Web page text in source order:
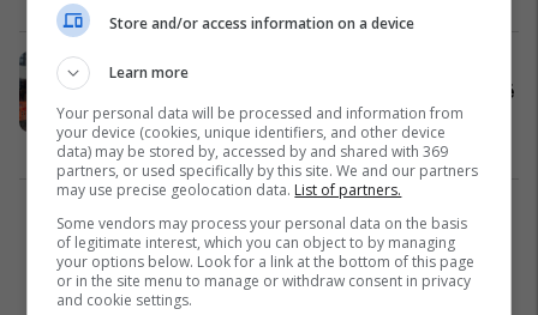
Sulmi me thikë në Skoci ka lënë të
plagosur gjashtë persona, përfshirë
një oficer
Nga Bota 26/06/2020
1
Store and/or access information on a device
Learn more
Your personal data will be processed and information from
your device (cookies, unique identifiers, and other device
data) may be stored by, accessed by and shared with 369
partners, or used specifically by this site. We and our partners
may use precise geolocation data. List of partners.
Some vendors may process your personal data on the basis
of legitimate interest, which you can object to by managing
your options below. Look for a link at the bottom of this page
or in the site menu to manage or withdraw consent in privacy
and cookie settings.